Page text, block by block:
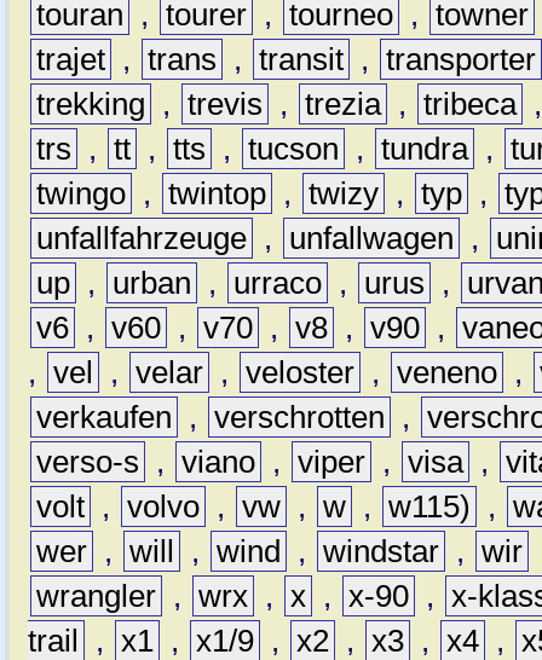
touran , tourer , tourneo , towner
trajet , trans , transit , transporter
trekking
, trevis , trezia , tribeca
trs
, tt , tts , tucson , tundra ,
twingo , twintop , twizy , typ ,
unfallfahrzeuge , unfallwagen ,
up , urban , urraco , urus ,
v6 , v60 , v70 , v8 , v90 ,
, vel , velar , veloster , veneno ,
verkaufen
, verschrotten ,
verso-s
, viano , viper , visa ,
volt , volvo , vw , w , w115) ,
wer , will , wind , windstar , wir
wrangler , wrx , x , x-90 , x-
trail
, x1 , x1/9 , x2 , x3 , x4 ,